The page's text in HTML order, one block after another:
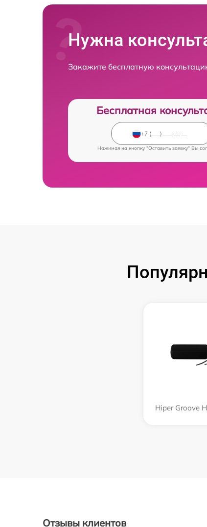
Нужна
Закажите бесплатную
Бесплатная
Нажимая на кнопку "Оставить заявку" Вы
Hiper Groove
Отзывы клиентов